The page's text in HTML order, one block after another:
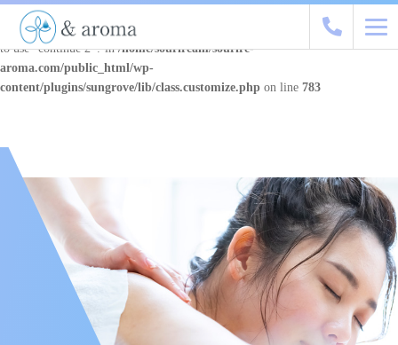
Warning: "continue" targeting switch is equivalent to "break". Did you mean
to use "continue 2"? in/home/souriream/sourire-
aroma.com/public_html/wp-
content/plugins/sungrove/lib/class.customize.php on line 783